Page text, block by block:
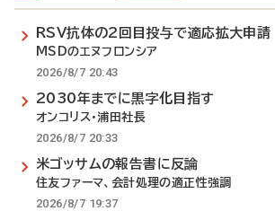
RSV抗体の2回目投与で適応拡大申請
MSDのエヌフロンシア
2026/8/7 20:43
2030年までに黒字化目指す
オンコリス・浦田社長
2026/8/7 20:33
米ゴッサムの報告書に反論
住友ファーマ、会計処理の適正性強調
2026/8/7 19:37